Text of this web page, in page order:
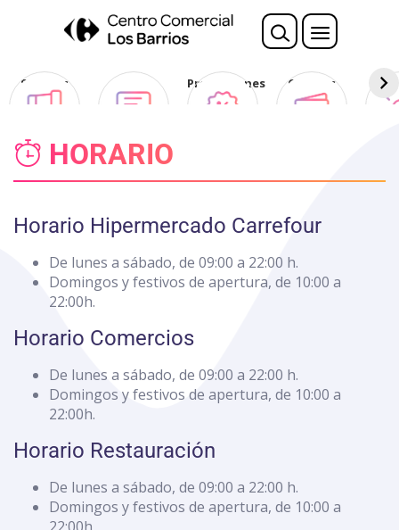
incluye
de
accesibilidad.
Sorteos Opina Promociones
Ofertas
Club
HORARIO
Horario Hipermercado Carrefour
De lunes a sábado, de 09:00 a 22:00 h.
Domingos y festivos de apertura, de 10:00 a
22:00h.
Horario Comercios
De lunes a sábado, de 09:00 a 22:00 h.
Domingos y festivos de apertura, de 10:00 a
22:00h.
Horario Restauración
De lunes a sábado, de 09:00 a 22:00 h.
Domingos y festivos de apertura, de 10:00 a
22:00h.